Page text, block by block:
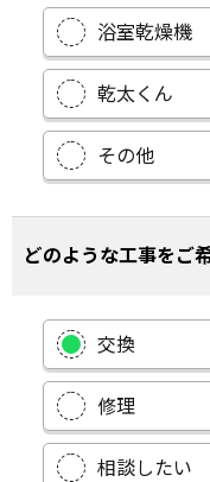
浴室乾燥機
乾太くん
その他
どのような工事をご
交換
修理
相談したい